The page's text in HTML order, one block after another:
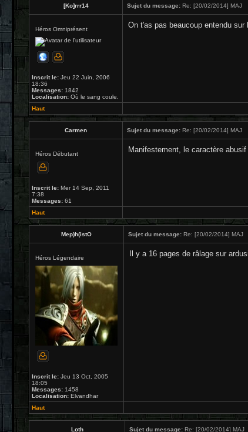
[Ko]rrr14 Sujet du message: Re: [20/02/2014] MAJ
Héros Omniprésent
Inscrit le: Jeu 22 Juin, 2006
18:36
Messages: 1842
Localisation: Où le sang coule.
On t'as pas beaucoup entendu
Haut
Carmen Sujet du message: Re: [20/02/2014] MAJ
Héros Débutant
Inscrit le: Mer 14 Sep, 2011
7:38
Messages: 61
Manifestement, le caractère
Haut
Mep)h(istO Sujet du message: Re: [20/02/2014] MAJ
Héros Légendaire
Inscrit le: Jeu 13 Oct, 2005
18:05
Messages: 1458
Localisation: Elvandhar
Il y a 16 pages de râlage sur
Haut
Loth Sujet du message: Re: [20/02/2014] MAJ